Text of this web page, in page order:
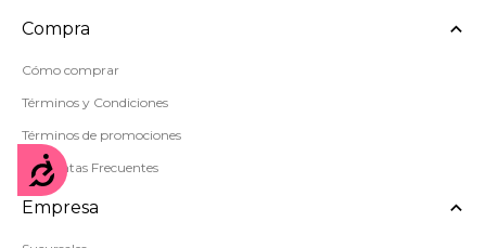
Accesibilidad
Compra
Cómo comprar
Términos y Condiciones
Términos de promociones
Preguntas Frecuentes
Empresa